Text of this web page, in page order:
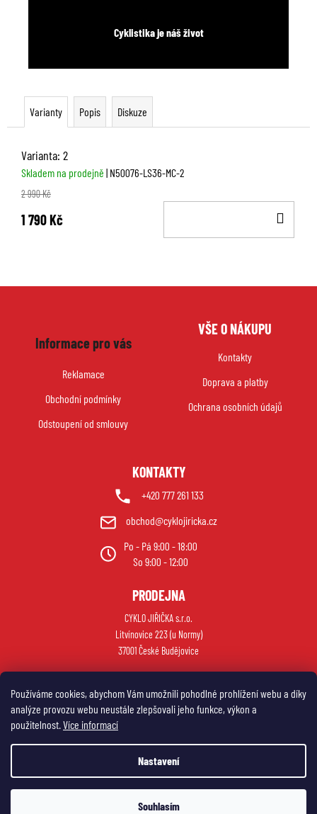
Používáme cookies, abychom Vám umožnili pohodlné prohlížení webu a díky
analýze provozu webu neustále zlepšovali jeho funkce, výkon a
použitelnost.Více informací
Nastavení
Souhlasím
Cyklistika je náš život
Varianty Popis Diskuze
Varianta: 2
Skladem na prodejně | N50076-LS36-MC-2
2 990 Kč
1 790 Kč
Informace pro vás
Reklamace
Obchodní podmínky
Odstoupení od smlouvy
VŠE O NÁKUPU
Kontakty
Doprava a platby
Ochrana osobních údajů
KONTAKTY
+420 777 261 133
obchod@cyklojiricka.cz
Po - Pá 9:00 - 18:00
So 9:00 - 12:00
PRODEJNA
CYKLO JIŘIČKA s.r.o.
Litvínovice 223 (u Normy)
37001 České Budějovice
Vytvořil Shoptet